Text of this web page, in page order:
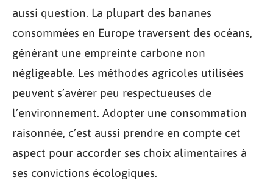
aussi question. La plupart des bananes
consommées en Europe traversent des océans,
générant une empreinte carbone non
négligeable. Les méthodes agricoles utilisées
peuvent s’avérer peu respectueuses de
l’environnement. Adopter une consommation
raisonnée, c’est aussi prendre en compte cet
aspect pour accorder ses choix alimentaires à
ses convictions écologiques.